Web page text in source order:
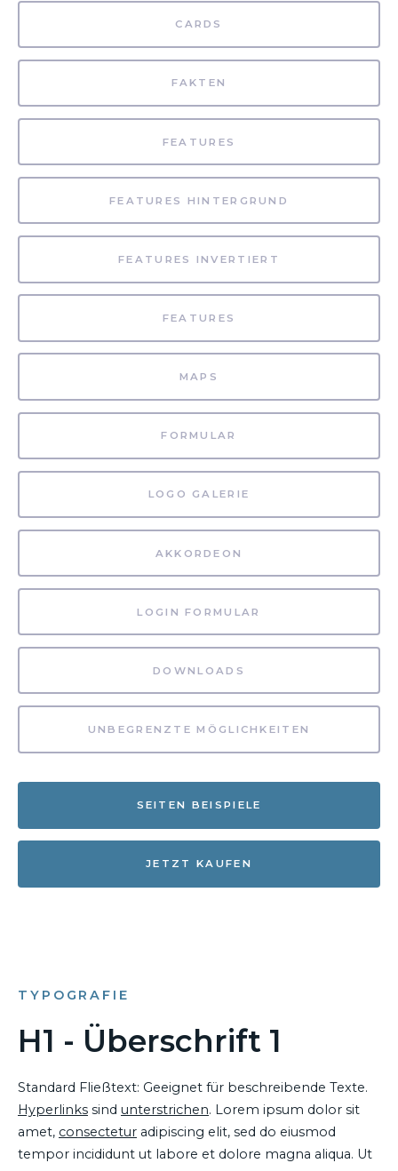
CARDS
FAKTEN
FEATURES
FEATURES HINTERGRUND
FEATURES INVERTIERT
FEATURES
MAPS
FORMULAR
LOGO GALERIE
AKKORDEON
LOGIN FORMULAR
DOWNLOADS
UNBEGRENZTE MÖGLICHKEITEN
SEITEN BEISPIELE
JETZT KAUFEN
TYPOGRAFIE
H1 - Überschrift 1
Standard Fließtext: Geeignet für beschreibende Texte.
Hyperlinks sind unterstrichen. Lorem ipsum dolor sit
amet, consectetur adipiscing elit, sed do eiusmod
tempor incididunt ut labore et dolore magna aliqua. Ut